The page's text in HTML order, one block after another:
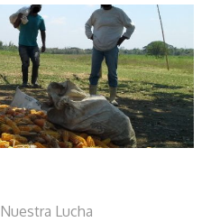
Nuestra Lucha